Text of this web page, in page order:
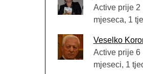
Active prije 2
mjeseca, 1
Veselko
Active prije 6
mjeseci, 1